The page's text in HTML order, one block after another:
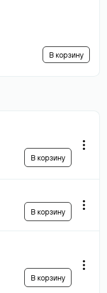
В корзину
В корзину
В корзину
В корзину